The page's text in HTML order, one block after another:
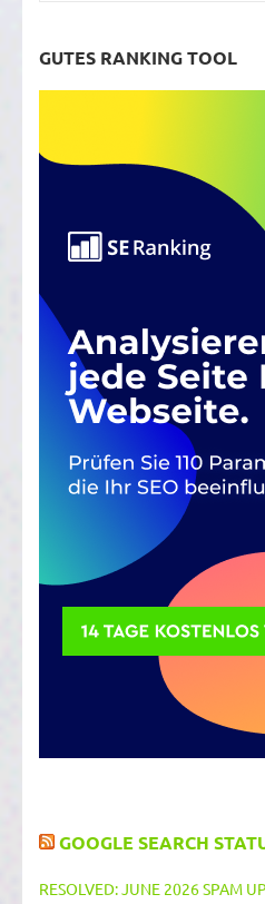
GUTES RANKING TOOL
GOOGLE SEARCH
RESOLVED: JUNE 2026 SPAM